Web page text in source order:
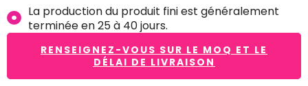
La production du produit fini est généralement
terminée en 25 à 40 jours.
RENSEIGNEZ-VOUS SUR LE MOQ ET LE
DÉLAI DE LIVRAISON